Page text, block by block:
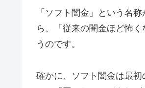
「ソフト闇金」という名
ら、「従来の闇金ほど怖
うのです。
確かに、ソフト闇金は最